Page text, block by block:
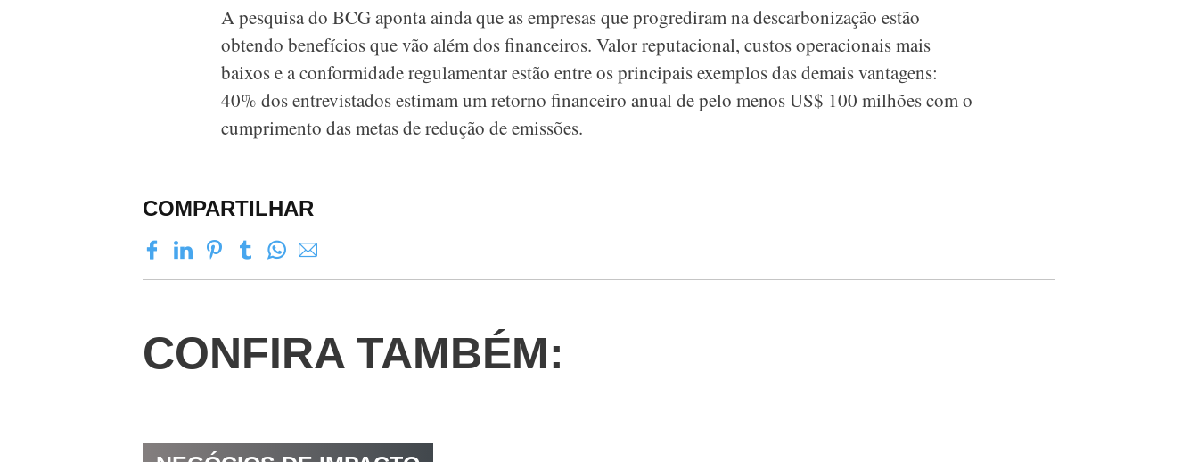
A pesquisa do BCG aponta ainda que as empresas que progrediram na descarbonização estão
obtendo benefícios que vão além dos financeiros. Valor reputacional, custos operacionais mais
baixos e a conformidade regulamentar estão entre os principais exemplos das demais vantagens:
40% dos entrevistados estimam um retorno financeiro anual de pelo menos US$ 100 milhões com o
cumprimento das metas de redução de emissões.
COMPARTILHAR
CONFIRA TAMBÉM: